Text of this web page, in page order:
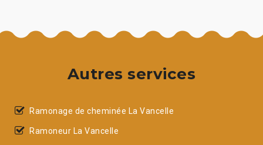
Autres services
Ramonage de cheminée La Vancelle
Ramoneur La Vancelle